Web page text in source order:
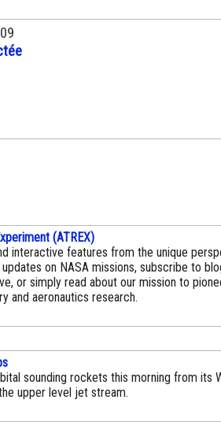
(ATREX)
interactive features from the unique
on NASA missions, subscribe to
or simply read about our mission to
and aeronautics research.
sounding rockets this morning from its
upper level jet stream.